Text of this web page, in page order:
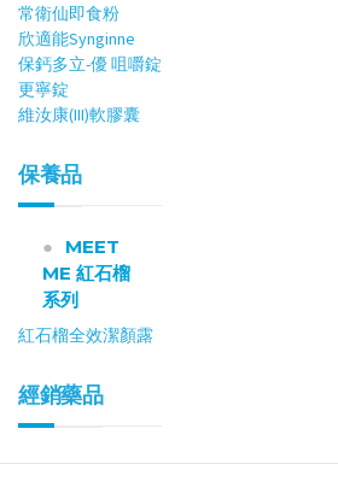
常衛仙即食粉
欣適能Synginne
保鈣多立-優 咀嚼錠
更寧錠
維汝康(III)軟膠囊
保養品
MEET
ME 紅石榴
系列
紅石榴全效潔顏露
經銷藥品